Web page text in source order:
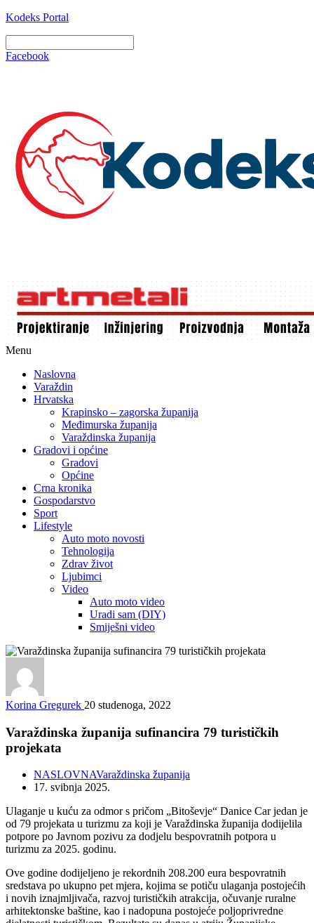
Kodeks Portal
Facebook
Menu
Naslovna
Varaždin
Hrvatska
Krapinsko – zagorska županija
Međimurska županija
Varaždinska županija
Gradovi i općine
Gradovi
Općine
Crna kronika
Gospodarstvo
Sport
Lifestyle
Auto moto novosti
Tehnologija
Zdrav život
Ljubimci
Video
Auto moto video
Uradi sam (DIY)
Smiješni video
Korina Gregurek 20 studenoga, 2022
Varaždinska županija sufinancira 79 turističkih
projekata
NASLOVNAVaraždinska županija
17. svibnja 2025.
Ulaganje u kuću za odmor s pričom „Bitoševje“ Danice Car jedan je
od 79 projekata u turizmu za koji je Varaždinska županija dodijelila
potpore po Javnom pozivu za dodjelu bespovratnih potpora u
turizmu za 2025. godinu.
Ove godine dodijeljeno je rekordnih 208.200 eura bespovratnih
sredstava po ukupno pet mjera, kojima se potiču ulaganja postojećih
i novih iznajmljivača, razvoj turističkih atrakcija, očuvanje ruralne
arhitektonske baštine, kao i nadopuna postojeće poljoprivredne